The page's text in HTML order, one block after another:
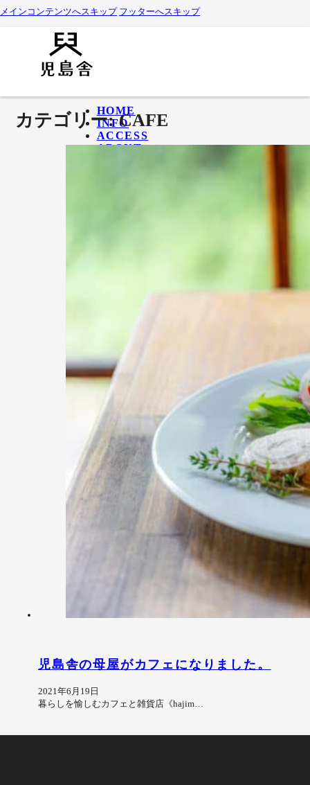
メインコンテンツへスキップ フッターへスキップ
HOME
INFO
ACCESS
ABOUT
SHARE OFFICE
カテゴリー:CAFE
児島舎の母屋がカフェになりました。
2021年6月19日
暮らしを愉しむカフェと雑貨店《hajim…